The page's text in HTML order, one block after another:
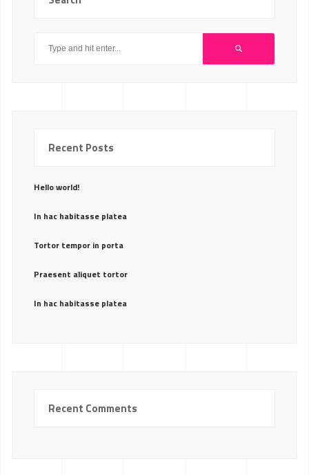
Recent Posts
Hello world!
In hac habitasse platea
Tortor tempor in porta
Praesent aliquet tortor
In hac habitasse platea
Recent Comments